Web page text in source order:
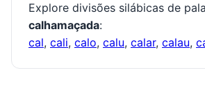
Explore divisões silábicas de
calhamaçada:
cal, cali, calo, calu, calar, calau,